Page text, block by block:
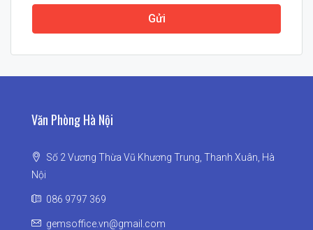
Gửi
Văn Phòng Hà Nội
Số 2 Vương Thừa Vũ Khương Trung, Thanh Xuân, Hà
Nội
086 9797 369
gemsoffice.vn@gmail.com